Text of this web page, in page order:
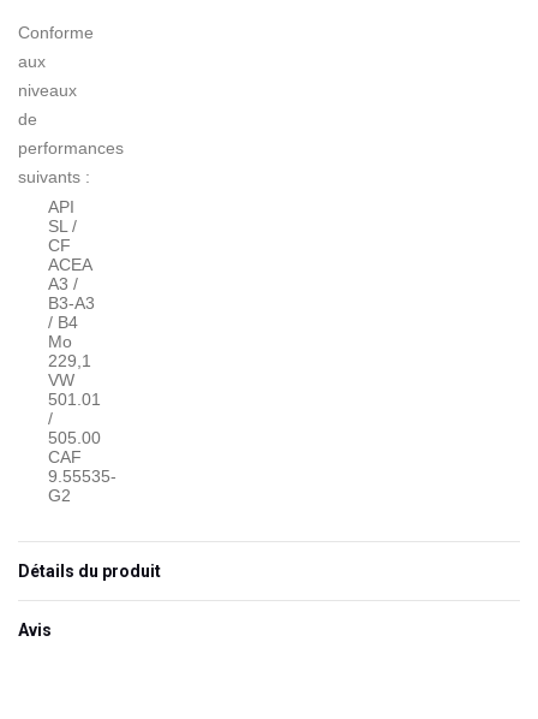
Conforme
aux
niveaux
de
performances
suivants :
API
SL /
CF
ACEA
A3 /
B3-A3
/ B4
Mo
229,1
VW
501.01
/
505.00
CAF
9.55535-
G2
Détails du produit
Avis